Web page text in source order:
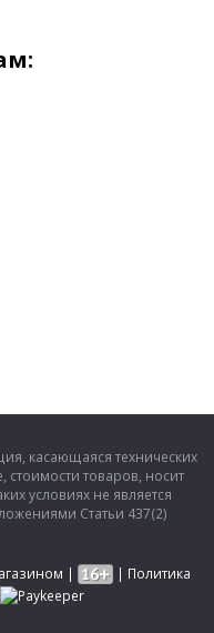
касающаяся технических
стоимости товаров, носит
условиях не является
Статьи 437(2)
| | Политика